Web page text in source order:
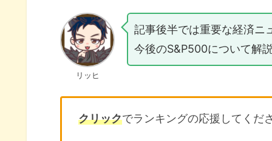
リッヒ
記事後半では重要な経済ニ
今後のS&P500について解
クリックでランキングの応援してくだ